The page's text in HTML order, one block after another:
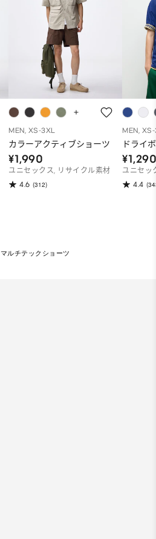
MEN, XS-3XL
カラーアクティブショーツ
¥1,990
ユニセックス, リサイクル素材
4.6 (312)
MEN,
ドライ
ユニセッ
4.4
マルチテックショーツ